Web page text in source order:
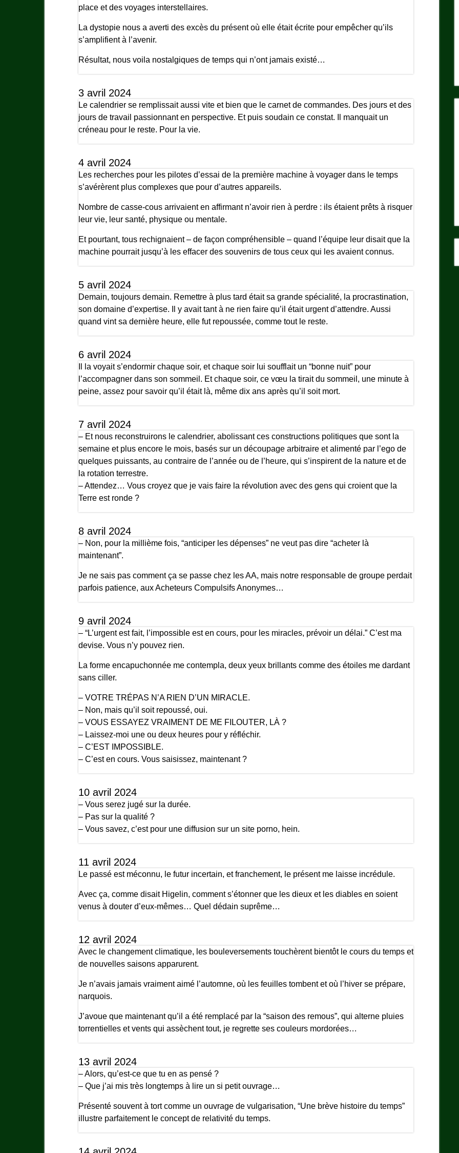
place et des voyages interstellaires.
La dystopie nous a averti des excès du présent où elle était écrite pour empêcher qu’ils
s’amplifient à l’avenir.
Résultat, nous voila nostalgiques de temps qui n’ont jamais existé…
3 avril 2024
Le calendrier se remplissait aussi vite et bien que le carnet de commandes. Des jours et des
jours de travail passionnant en perspective. Et puis soudain ce constat. Il manquait un
créneau pour le reste. Pour la vie.
4 avril 2024
Les recherches pour les pilotes d’essai de la première machine à voyager dans le temps
s’avérèrent plus complexes que pour d’autres appareils.
Nombre de casse-cous arrivaient en affirmant n’avoir rien à perdre : ils étaient prêts à risquer
leur vie, leur santé, physique ou mentale.
Et pourtant, tous rechignaient – de façon compréhensible – quand l’équipe leur disait que la
machine pourrait jusqu’à les effacer des souvenirs de tous ceux qui les avaient connus.
5 avril 2024
Demain, toujours demain. Remettre à plus tard était sa grande spécialité, la procrastination,
son domaine d’expertise. Il y avait tant à ne rien faire qu’il était urgent d’attendre. Aussi
quand vint sa dernière heure, elle fut repoussée, comme tout le reste.
6 avril 2024
Il la voyait s’endormir chaque soir, et chaque soir lui soufflait un “bonne nuit” pour
l’accompagner dans son sommeil. Et chaque soir, ce vœu la tirait du sommeil, une minute à
peine, assez pour savoir qu’il était là, même dix ans après qu’il soit mort.
7 avril 2024
– Et nous reconstruirons le calendrier, abolissant ces constructions politiques que sont la
semaine et plus encore le mois, basés sur un découpage arbitraire et alimenté par l’ego de
quelques puissants, au contraire de l’année ou de l’heure, qui s’inspirent de la nature et de
la rotation terrestre.
– Attendez… Vous croyez que je vais faire la révolution avec des gens qui croient que la
Terre est ronde ?
8 avril 2024
– Non, pour la millième fois, “anticiper les dépenses” ne veut pas dire “acheter là
maintenant”.
Je ne sais pas comment ça se passe chez les AA, mais notre responsable de groupe perdait
parfois patience, aux Acheteurs Compulsifs Anonymes…
9 avril 2024
– “L’urgent est fait, l’impossible est en cours, pour les miracles, prévoir un délai.” C’est ma
devise. Vous n’y pouvez rien.
La forme encapuchonnée me contempla, deux yeux brillants comme des étoiles me dardant
sans ciller.
– VOTRE TRÉPAS N’A RIEN D’UN MIRACLE.
– Non, mais qu’il soit repoussé, oui.
– VOUS ESSAYEZ VRAIMENT DE ME FILOUTER, LÀ ?
– Laissez-moi une ou deux heures pour y réfléchir.
– C’EST IMPOSSIBLE.
– C’est en cours. Vous saisissez, maintenant ?
10 avril 2024
– Vous serez jugé sur la durée.
– Pas sur la qualité ?
– Vous savez, c’est pour une diffusion sur un site porno, hein.
11 avril 2024
Le passé est méconnu, le futur incertain, et franchement, le présent me laisse incrédule.
Avec ça, comme disait Higelin, comment s’étonner que les dieux et les diables en soient
venus à douter d’eux-mêmes… Quel dédain suprême…
12 avril 2024
Avec le changement climatique, les bouleversements touchèrent bientôt le cours du temps et
de nouvelles saisons apparurent.
Je n’avais jamais vraiment aimé l’automne, où les feuilles tombent et où l’hiver se prépare,
narquois.
J’avoue que maintenant qu’il a été remplacé par la “saison des remous”, qui alterne pluies
torrentielles et vents qui assèchent tout, je regrette ses couleurs mordorées…
13 avril 2024
– Alors, qu’est-ce que tu en as pensé ?
– Que j’ai mis très longtemps à lire un si petit ouvrage…
Présenté souvent à tort comme un ouvrage de vulgarisation, “Une brève histoire du temps”
illustre parfaitement le concept de relativité du temps.